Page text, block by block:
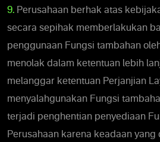
9. Perusahaan berhak atas
secara sepihak memberlakukan
penggunaan Fungsi tambahan
menolak dalam ketentuan lebih
melanggar ketentuan Perjanjian
menyalahgunakan Fungsi
terjadi penghentian penyediaan
Perusahaan karena keadaan